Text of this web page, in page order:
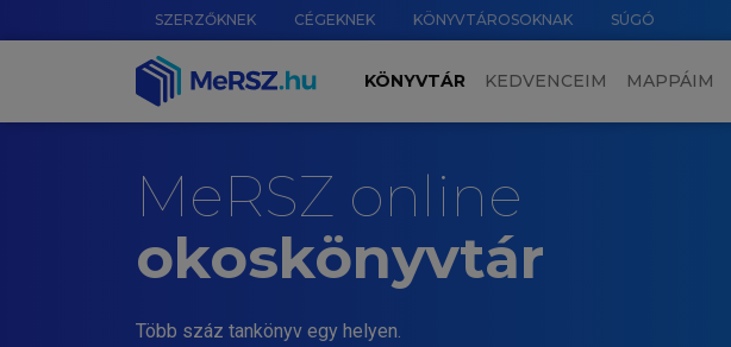
SZERZŐKNEK CÉGEKNEK KÖNYVTÁROSOKNAK SÚGÓ
KÖNYVTÁR KEDVENCEIM MAPPÁIM
MeRSZ online
okoskönyvtár
Több száz tankönyv egy helyen.